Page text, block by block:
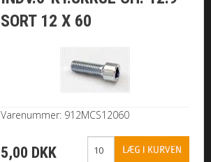
SORT 12 X 60
Varenummer: 912MCS12060
5,00 DKK